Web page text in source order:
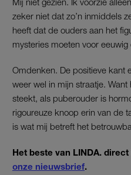
zeker niet dat zo’n inmiddels
heeft dat de ouders aan het
mysteries moeten voor
Omdenken. De positieve kant
weer wel in mijn straatje.
steekt, als puberouder is
rigoureuze knoop erin van de
is wat mij betreft het
Het beste van LINDA.
onze nieuwsbrief.